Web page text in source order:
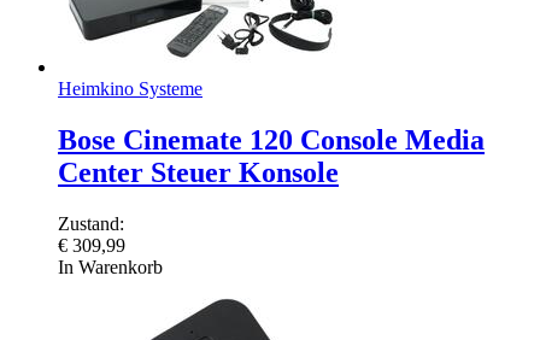
Heimkino Systeme
Bose Cinemate 120 Console Media
Center Steuer Konsole
Zustand:
€ 309,99
In Warenkorb